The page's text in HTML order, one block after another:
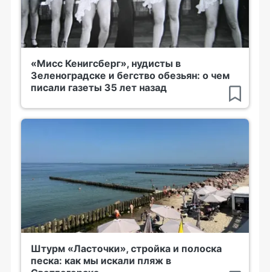
«Мисс Кенигсберг», нудисты в
Зеленоградске и бегство обезьян: о чем
писали газеты 35 лет назад
Штурм «Ласточки», стройка и полоска
песка: как мы искали пляж в